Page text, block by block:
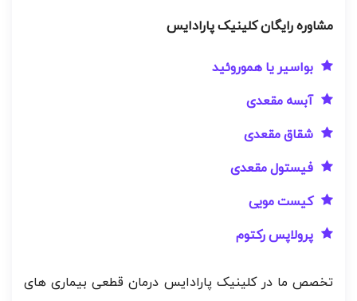
مشاوره رایگان کلینیک پارادایس
بواسیر یا هموروئید
آبسه مقعدی
شقاق مقعدی
فیستول مقعدی
کیست مویی
پرولاپس رکتوم
تخصص ما در کلینیک پارادایس درمان قطعی بیماری های